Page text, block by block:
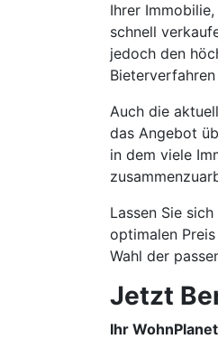
Ihrer
schnell
jedoch den
Auch die
das Angebot
in dem viele
Lassen Sie
optimalen
Wahl der
Jetzt
Ihr